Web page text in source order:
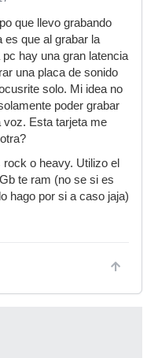
que llevo grabando
es que al grabar la
hay una gran latencia
una placa de sonido
solo. Mi idea no
poder grabar
voz. Esta tarjeta me
o heavy. Utilizo el
te ram (no se si es
hago por si a caso jaja)